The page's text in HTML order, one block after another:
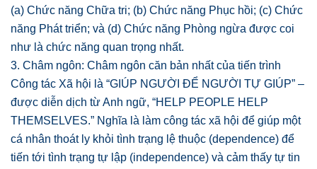
(a) Chức năng Chữa tri; (b) Chức năng Phục hồi; (c) Chức
năng Phát triển; và (d) Chức năng Phòng ngừa được coi
như là chức năng quan trọng nhất.
3. Châm ngôn: Châm ngôn căn bản nhất của tiến trình
Công tác Xã hội là “GIÚP NGƯỜI ĐỂ NGƯỜI TỰ GIÚP” –
được diễn dịch từ Anh ngữ, “HELP PEOPLE HELP
THEMSELVES.” Nghĩa là làm công tác xã hội để giúp một
cá nhân thoát ly khỏi tình trạng lệ thuộc (dependence) để
tiến tới tình trạng tự lập (independence) và cảm thấy tự tin